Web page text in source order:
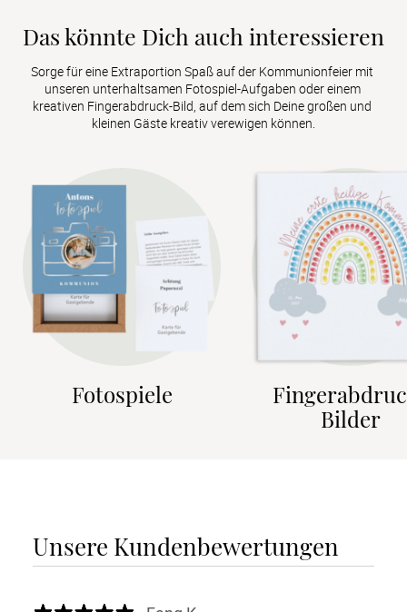
Das könnte Dich auch interessieren
Sorge für eine Extraportion Spaß auf der Kommunionfeier mit
unseren unterhaltsamen Fotospiel-Aufgaben oder einem
kreativen Fingerabdruck-Bild, auf dem sich Deine großen und
kleinen Gäste kreativ verewigen können.
Fotospiele
Bilder
Unsere Kundenbewertungen